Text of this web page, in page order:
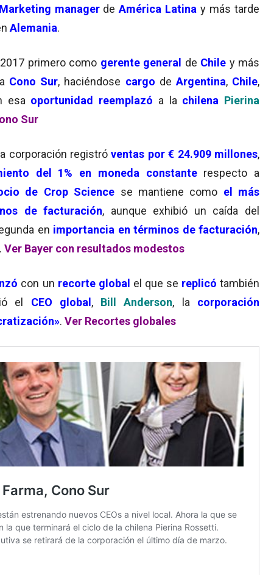
Marketing managerdeAmérica Latina y más tarde
Alemania.
primero como gerente general de Chile y más
Cono Sur, haciéndose cargo de Argentina, Chile,
esa oportunidad reemplazó a la chilena Pierina
Sur
corporación registróventas por€ 24.909 millones,
del 1% en moneda constante respecto a
de Crop Science se mantiene como el más
de facturación, aunque exhibió un caída del
en importancia en términos de facturación,
. Ver Bayer con resultados modestos
con un recorte global el que se replicó también
el CEO global, Bill Anderson, la corporación
. Ver Recortes globales